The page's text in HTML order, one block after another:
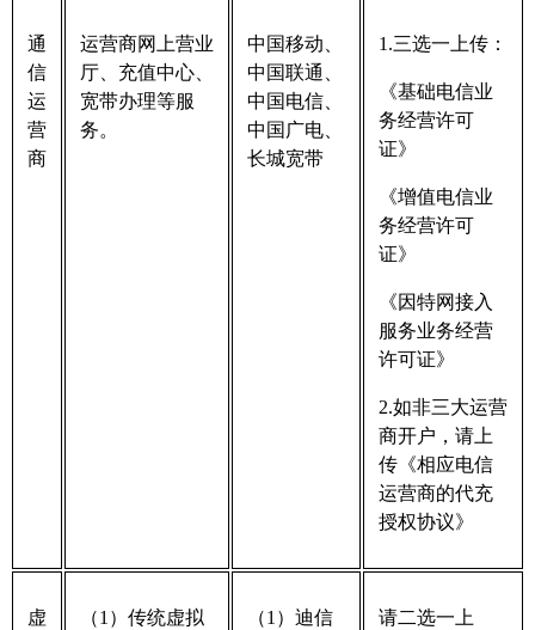
通
信
运
营
商
运营商网上营业
厅、充值中心、
宽带办理等服
务。
中国移动、
中国联通、
中国电信、
中国广电、
长城宽带
1.三选一上传：
《基础电信业
务经营许可
证》
《增值电信业
务经营许可
证》
《因特网接入
服务业务经营
许可证》
2.如非三大运营
商开户，请上
传《相应电信
运营商的代充
授权协议》
虚
（1）传统虚拟
（1）迪信
请二选一上